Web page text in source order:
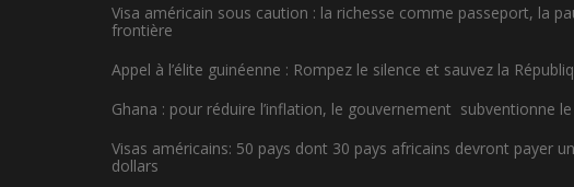
Visa américain sous caution : la richesse comme passeport, la
frontière
Appel à l’élite guinéenne : Rompez le silence et sauvez la
Ghana : pour réduire l’inflation, le gouvernement subventionne
Visas américains: 50 pays dont 30 pays africains devront payer
dollars